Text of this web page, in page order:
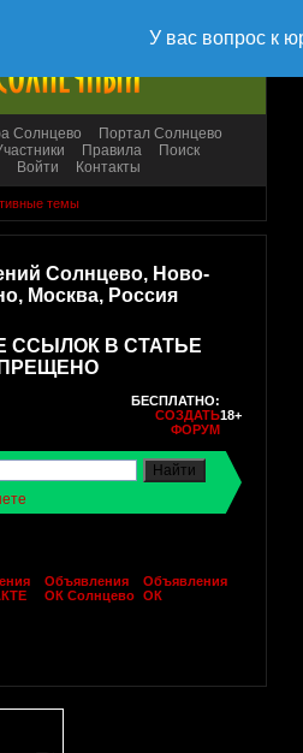
Солнцево
Портал Солнцево
Правила
Поиск
Войти Контакты
темы
Солнцево, Ново-
Москва, Россия
ССЫЛОК В СТАТЬЕ
БЕСПЛАТНО:
СОЗДАТЬ
ФОРУМ
18+
Объявления
ОК Солнцево
Объявления
ОК